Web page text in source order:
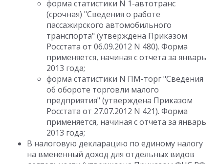
форма статистики N 1-автотранс
(срочная) "Сведения о работе
пассажирского автомобильного
транспорта" (утверждена Приказом
Росстата от 06.09.2012 N 480). Форма
применяется, начиная с отчета за январь
2013 года;
форма статистики N ПМ-торг "Сведения
об обороте торговли малого
предприятия" (утверждена Приказом
Росстата от 27.07.2012 N 421). Форма
применяется, начиная с отчета за январь
2013 года;
В налоговую декларацию по единому налогу
на вмененный доход для отдельных видов